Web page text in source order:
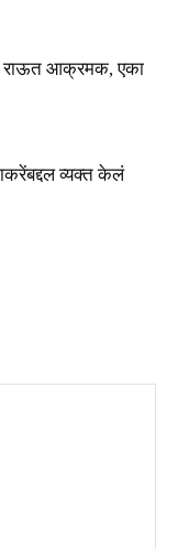
राऊत आक्रमक, एका
व्यक्त केलं